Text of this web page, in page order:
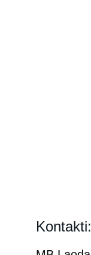
Kontakti: